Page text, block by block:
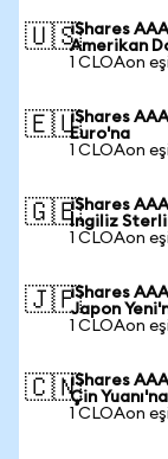
🇺🇸iShares
Amerikan
1 CLOAon
🇪🇺iShares
Euro'na
1 CLOAon
🇬🇧iShares
İngiliz
1 CLOAon
🇯🇵iShares
Japon
1 CLOAon
🇨🇳iShares
Çin Yuanı'na
1 CLOAon